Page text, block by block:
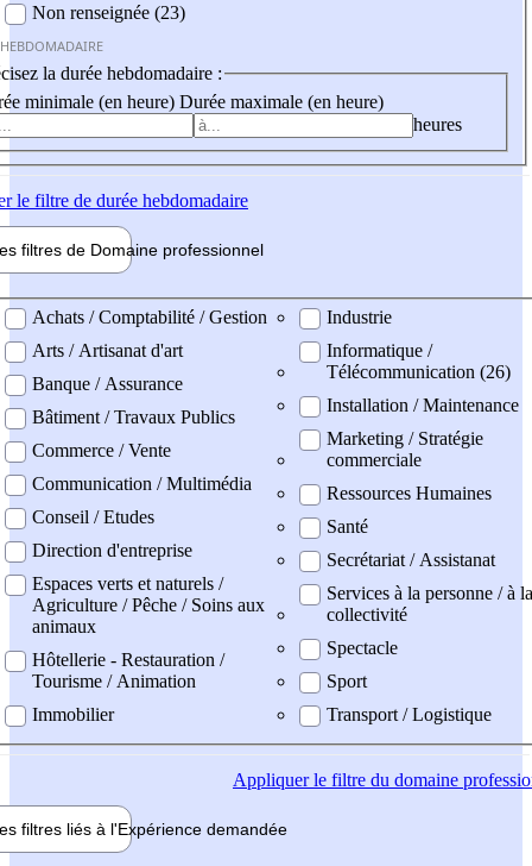
Non renseignée (23)
la durée hebdomadaire :
minimale (en heure) Durée maximale (en heure)
heures
le filtre de durée hebdomadaire
filtres de Domaine professionnel
professionel
Achats / Comptabilité / Gestion
Arts / Artisanat d'art
Banque / Assurance
Bâtiment / Travaux Publics
Commerce / Vente
Communication / Multimédia
Conseil / Etudes
Direction d'entreprise
Espaces verts et naturels /
Agriculture / Pêche / Soins aux
animaux
Hôtellerie - Restauration /
Tourisme / Animation
Immobilier
Industrie
Informatique /
Télécommunication (26)
Installation / Maintenance
Marketing / Stratégie
commerciale
Ressources Humaines
Santé
Secrétariat / Assistanat
Services à la personne / à la
collectivité
Spectacle
Sport
Transport / Logistique
Appliquerle filtre du domaine
filtres liés à l'Expérience demandée